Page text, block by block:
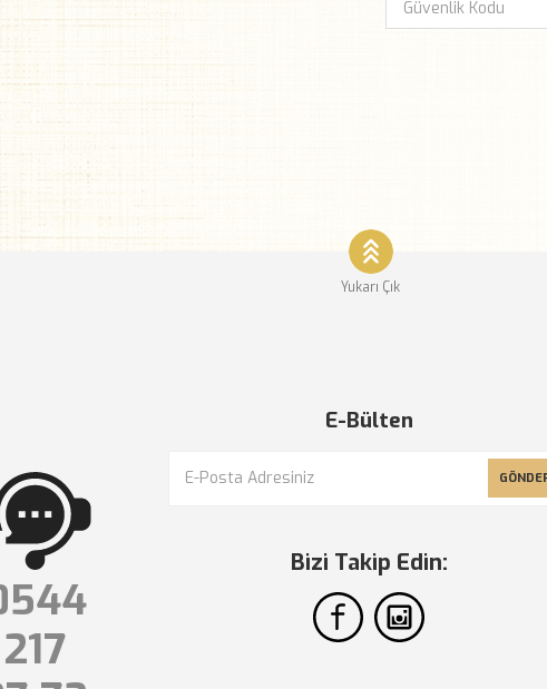
Yukarı Çık
217
E-Bülten
Bizi Takip Edin: